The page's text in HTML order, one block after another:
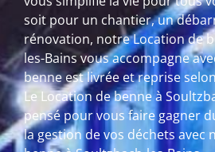
soit pour un chantier, un
rénovation, notre Location de
les-Bains vous accompagne
benne est livrée et reprise
Le Location de benne à
pensé pour vous faire gagner
la gestion de vos déchets avec